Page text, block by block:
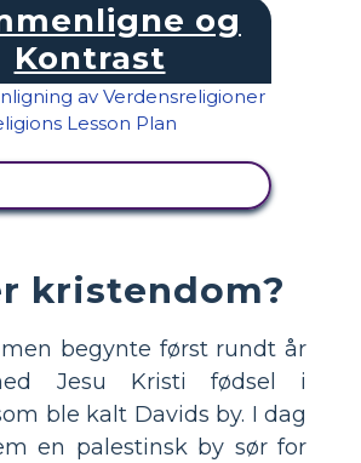
og
Kontrast
kristendom?
begynte først rundt år
Jesu Kristi fødsel i
ble kalt Davids by. I dag
en palestinsk by sør for